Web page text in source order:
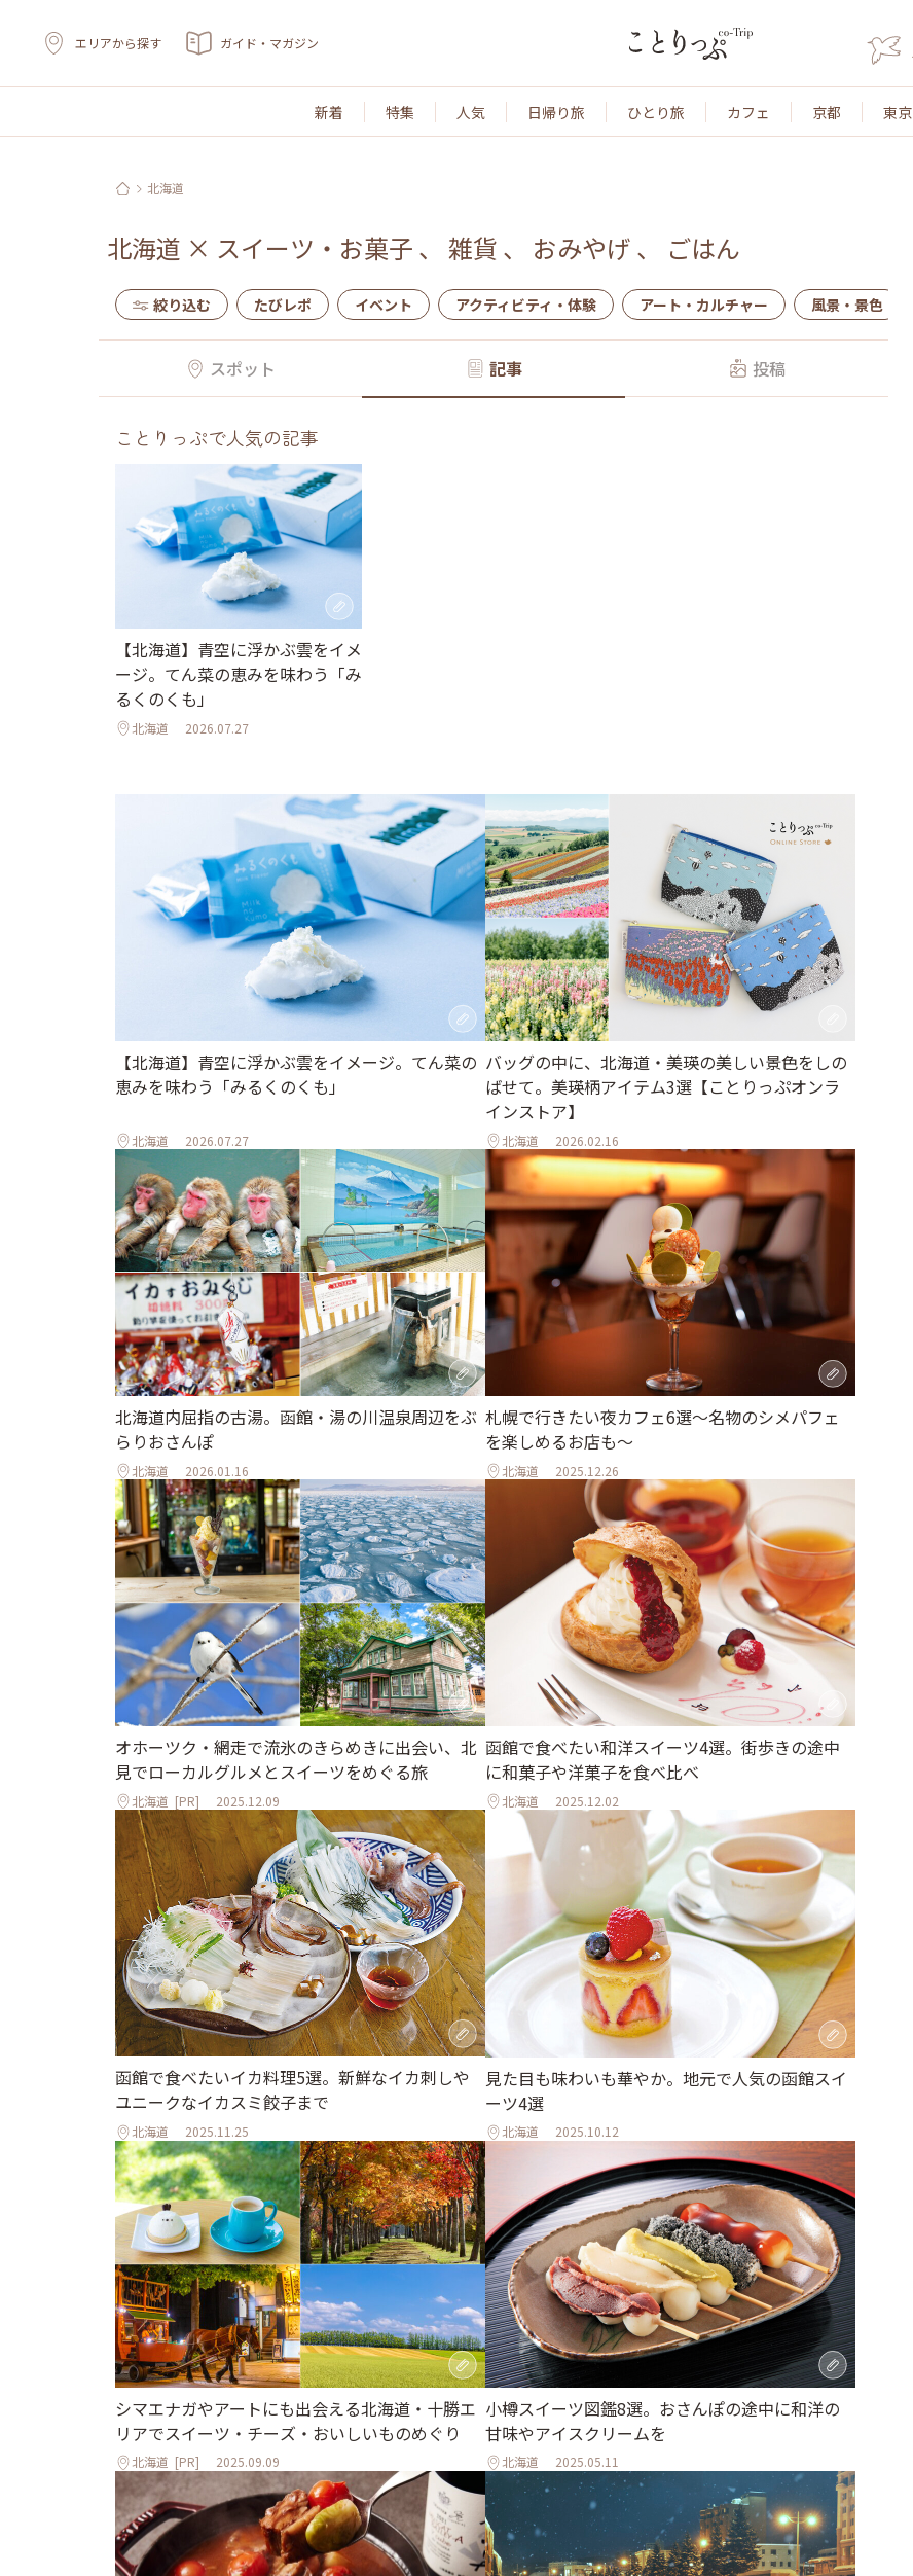
エリアから探す ガイド・マガジン
新着 特集 人気 日帰り旅 ひとり旅 カフェ 京都 東京
北海道
北海道 × スイーツ・お菓子 、 雑貨 、 おみやげ 、 ごはん
絞り込む たびレポ イベント アクティビティ・体験 アート・カルチャー 風景・景色
スポット 記事 投稿
ことりっぷで人気の記事
【北海道】青空に浮かぶ雲をイメ
ージ。てん菜の恵みを味わう「み
るくのくも」
北海道 2026.07.27
【北海道】青空に浮かぶ雲をイメージ。てん菜の
恵みを味わう「みるくのくも」
北海道 2026.07.27
バッグの中に、北海道・美瑛の美しい景色をしの
ばせて。美瑛柄アイテム3選【ことりっぷオンラ
インストア】
北海道 2026.02.16
北海道内屈指の古湯。函館・湯の川温泉周辺をぶ
らりおさんぽ
北海道 2026.01.16
札幌で行きたい夜カフェ6選～名物のシメパフェ
を楽しめるお店も～
北海道 2025.12.26
オホーツク・網走で流氷のきらめきに出会い、北
見でローカルグルメとスイーツをめぐる旅
北海道 [PR] 2025.12.09
函館で食べたい和洋スイーツ4選。街歩きの途中
に和菓子や洋菓子を食べ比べ
北海道 2025.12.02
函館で食べたいイカ料理5選。新鮮なイカ刺しや
ユニークなイカスミ餃子まで
北海道 2025.11.25
見た目も味わいも華やか。地元で人気の函館スイ
ーツ4選
北海道 2025.10.12
シマエナガやアートにも出会える北海道・十勝エ
リアでスイーツ・チーズ・おいしいものめぐり
北海道 [PR] 2025.09.09
小樽スイーツ図鑑8選。おさんぽの途中に和洋の
甘味やアイスクリームを
北海道 2025.05.11